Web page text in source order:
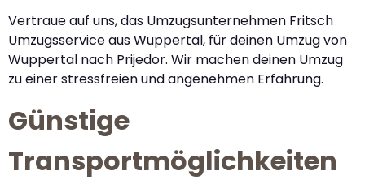
Vertraue auf uns, das Umzugsunternehmen Fritsch
Umzugsservice aus Wuppertal, für deinen Umzug von
Wuppertal nach Prijedor. Wir machen deinen Umzug
zu einer stressfreien und angenehmen Erfahrung.
Günstige
Transportmöglichkeiten